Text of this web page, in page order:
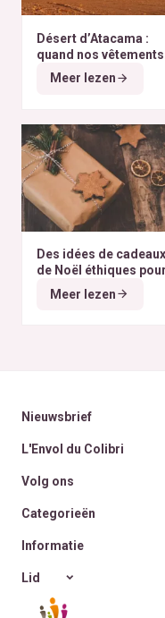
Désert d’Atacama :
quand nos vêtements
finissent à l’autre bout
du monde
Meer lezen
Des idées de cadeaux
de Noël éthiques pour
tous les budgets
Meer lezen
Nieuwsbrief
L'Envol du Colibri
Volg ons
Categorieën
Informatie
Lid